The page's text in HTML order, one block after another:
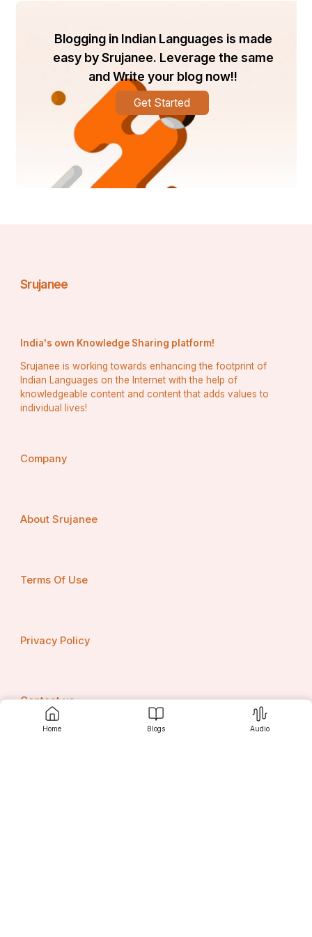
Home Blogs Audio
Blogging in Indian Languages is made
easy by Srujanee. Leverage the same
and Write your blog now!!
Get Started
Srujanee
India's own Knowledge Sharing platform!
Srujanee is working towards enhancing the footprint of
Indian Languages on the Internet with the help of
knowledgeable content and content that adds values to
individual lives!
Company
About Srujanee
Terms Of Use
Privacy Policy
Contact us